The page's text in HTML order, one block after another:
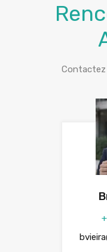
Contactez